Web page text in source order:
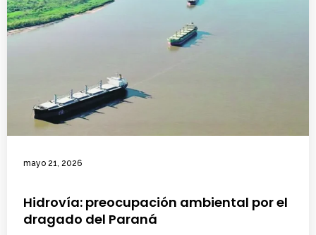
mayo 21, 2026
Hidrovía: preocupación ambiental por el
dragado del Paraná